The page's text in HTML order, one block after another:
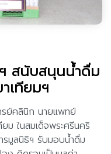
สนับสนุนน้ำดื่ม
เทียมฯ